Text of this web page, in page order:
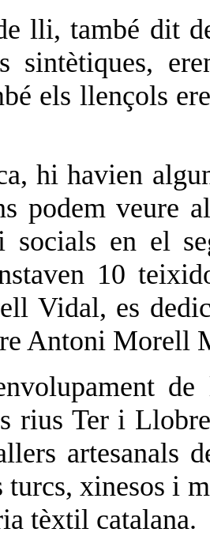
lli, també dit
sintètiques,
els llençols
hi havien
podem veure
socials en el
10
Vidal, es
Antoni Morell
rius Ter i
artesanals
turcs, xinesos i
tèxtil catalana.